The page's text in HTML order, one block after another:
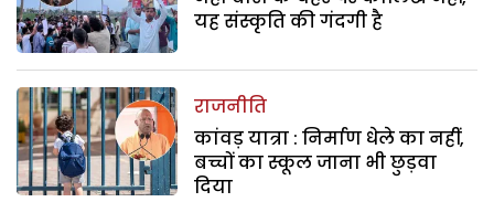
यह संस्कृति की गंदगी है
राजनीति
कांवड़ यात्रा : निर्माण धेले का नहीं,
बच्चों का स्कूल जाना भी छुड़वा
दिया